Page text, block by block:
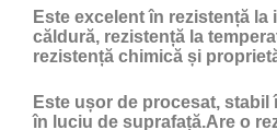
Este excelent în rezistență la
căldură, rezistență la
rezistență chimică și
Este ușor de procesat,
în luciu de suprafață.Are o